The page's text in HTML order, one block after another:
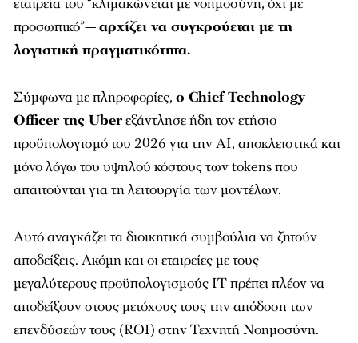
προσωπικό”—αρχίζει να συγκρούεται με τη
λογιστική πραγματικότητα.
Σύμφωνα με πληροφορίες, ο Chief Technology
Officer της Uberεξάντλησε ήδη τον ετήσιο
προϋπολογισμό του 2026 για την AI, αποκλειστικά και
μόνο λόγω του υψηλού κόστους των tokens που
απαιτούνται για τη λειτουργία των μοντέλων.
Αυτό αναγκάζει τα διοικητικά συμβούλια να ζητούν
αποδείξεις. Ακόμη και οι εταιρείες με τους
μεγαλύτερους προϋπολογισμούς IT πρέπει πλέον να
αποδείξουν στους μετόχους τους την απόδοση των
επενδύσεών τους (ROI) στην Τεχνητή Νοημοσύνη.